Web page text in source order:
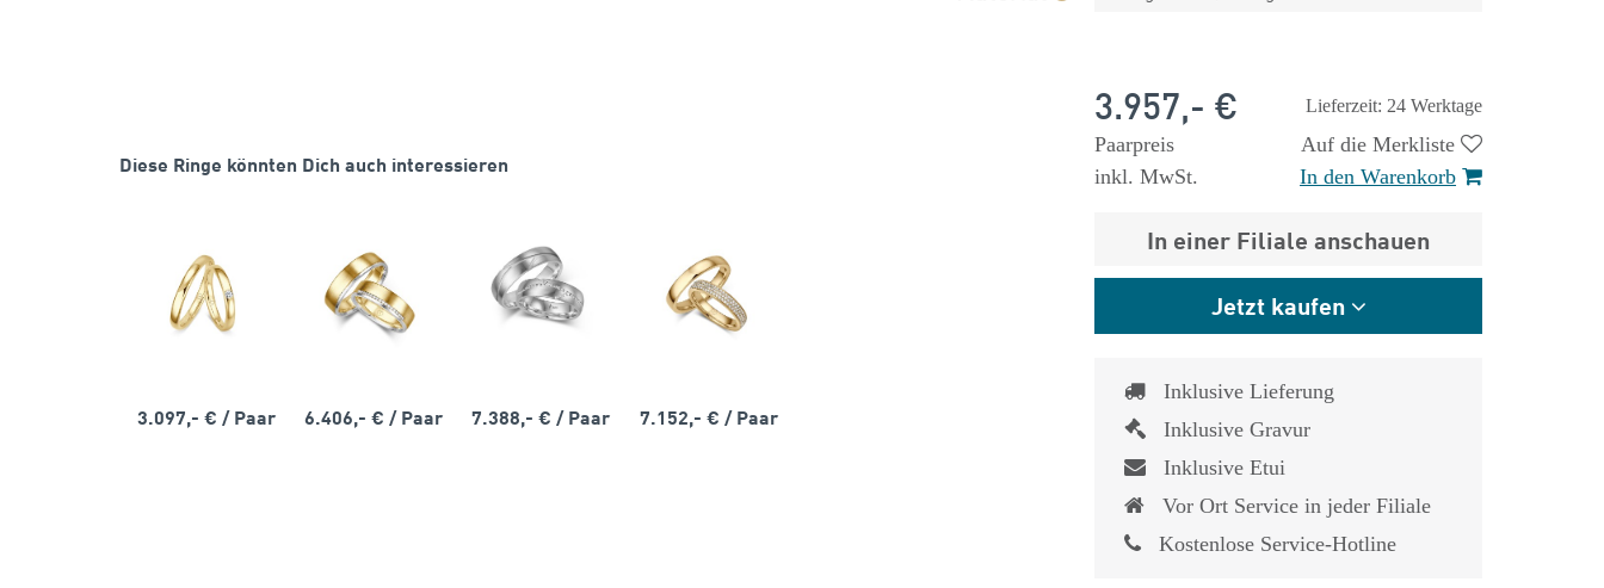
Diese Ringe könnten Dich auch interessieren
3.097,- € / Paar 6.406,- €/ Paar 7.388,- €/ Paar 7.152,- € / Paar
Lieferzeit: 24 Werktage
3.957,- €
Paarpreis
inkl. MwSt.
Auf die Merkliste
In den Warenkorb
In einer Filiale anschauen
Jetzt kaufen
Inklusive Lieferung
Inklusive Gravur
Inklusive Etui
Vor Ort Service in jeder Filiale
Kostenlose Service-Hotline